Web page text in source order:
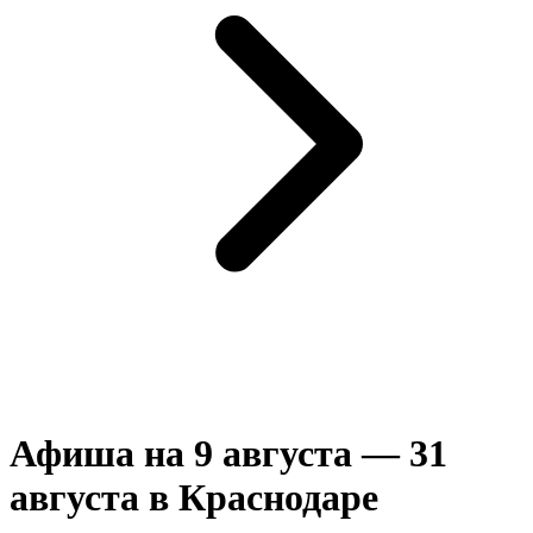
Афиша на 9 августа — 31
августа в Краснодаре